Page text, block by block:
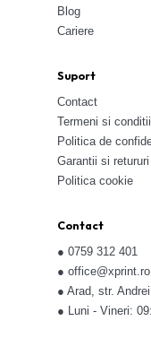
Blog
Cariere
Suport
Contact
Termeni si conditii
Politica de
Garantii si retururi
Politica cookie
Contact
● 0759 312 401
● office@xprint.ro
● Arad, str.
● Luni - Vineri: